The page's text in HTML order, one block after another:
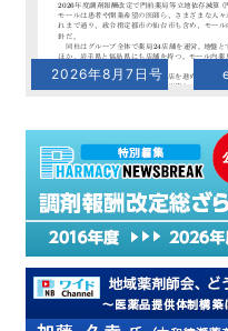
2026年8月7日号